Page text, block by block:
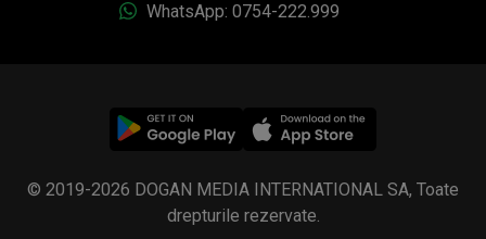
WhatsApp: 0754-222.999
© 2019-2026 DOGAN MEDIA INTERNATIONAL SA, Toate
drepturile rezervate.